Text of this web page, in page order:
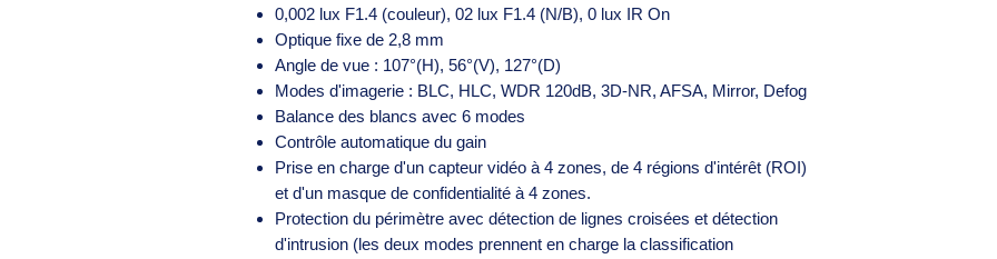
0,002 lux F1.4 (couleur), 02 lux F1.4 (N/B), 0 lux IR On
Optique fixe de 2,8 mm
Angle de vue : 107°(H), 56°(V), 127°(D)
Modes d'imagerie : BLC, HLC, WDR 120dB, 3D-NR, AFSA, Mirror, Defog
Balance des blancs avec 6 modes
Contrôle automatique du gain
Prise en charge d'un capteur vidéo à 4 zones, de 4 régions d'intérêt (ROI)
et d'un masque de confidentialité à 4 zones.
Protection du périmètre avec détection de lignes croisées et détection
d'intrusion (les deux modes prennent en charge la classification